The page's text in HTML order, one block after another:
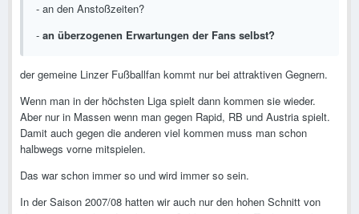
- an den Anstoßzeiten?
- an überzogenen Erwartungen der Fans selbst?
der gemeine Linzer Fußballfan kommt nur bei attraktiven Gegnern.
Wenn man in der höchsten Liga spielt dann kommen sie wieder.
Aber nur in Massen wenn man gegen Rapid, RB und Austria spielt.
Damit auch gegen die anderen viel kommen muss man schon
halbwegs vorne mitspielen.
Das war schon immer so und wird immer so sein.
In der Saison 2007/08 hatten wir auch nur den hohen Schnitt von